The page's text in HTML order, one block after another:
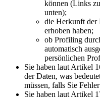
können (Links
unten);
die Herkunft der
erhoben haben;
ob Profiling
automatisch
persönlichen
Sie haben laut Artikel
der Daten, was
müssen, falls Sie
Sie haben laut Artikel